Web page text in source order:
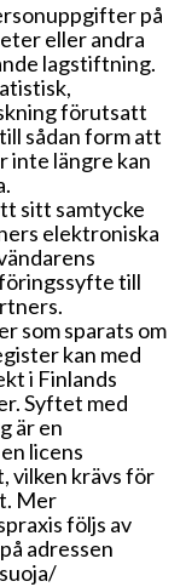
på
eller andra
lagstiftning.
förutsatt
sådan form att
inte längre kan
sitt samtycke
elektroniska
till
som sparats om
kan med
i Finlands
Syftet med
är en
licens
vilken krävs för
Mer
följs av
adressen